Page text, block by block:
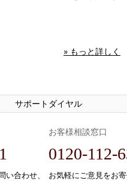
» もっと詳しく
サポートダイヤル
合わせ、
お客様相談窓口
0120-112-
お気軽にご意見をお